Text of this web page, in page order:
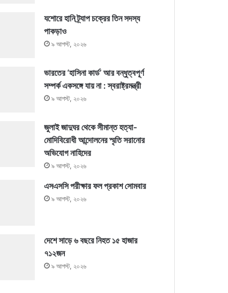
যশোরে হানি ট্র্যাপ চক্রের তিন সদস্য
পাকড়াও
৯ আগস্ট, ২০২৬
ভারতের ‘হাসিনা কার্ড’ আর বন্ধুত্বপূর্ণ
সম্পর্ক একসঙ্গে যায় না : স্বরাষ্ট্রমন্ত্রী
৯ আগস্ট, ২০২৬
জুলাই জাদুঘর থেকে সীমান্ত হত্যা-
মোদিবিরোধী আন্দোলনের স্মৃতি সরানোর
অভিযোগ নাহিদের
৯ আগস্ট, ২০২৬
এসএসসি পরীক্ষার ফল প্রকাশ সোমবার
৯ আগস্ট, ২০২৬
দেশে সাড়ে ৬ বছরে নিহত ১৫ হাজার
৭১২জন
৯ আগস্ট, ২০২৬